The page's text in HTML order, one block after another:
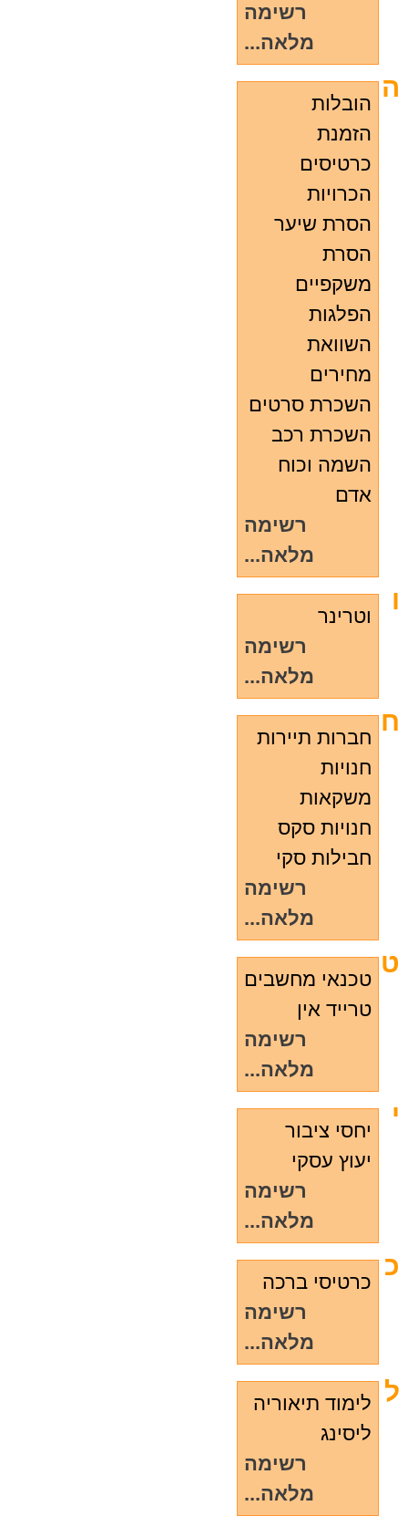
רשימה
מלאה...
ה
הובלות
הזמנת
כרטיסים
הכרויות
הסרת שיער
הסרת
משקפיים
הפלגות
השוואת
מחירים
השכרת סרטים
השכרת רכב
השמה וכוח
אדם
רשימה
מלאה...
ו
וטרינר
רשימה
מלאה...
ח
חברות תיירות
חנויות
משקאות
חנויות סקס
חבילות סקי
רשימה
מלאה...
ט
טכנאי מחשבים
טרייד אין
רשימה
מלאה...
י
יחסי ציבור
יעוץ עסקי
רשימה
מלאה...
כ
כרטיסי ברכה
רשימה
מלאה...
ל
לימוד תיאוריה
ליסינג
רשימה
מלאה...